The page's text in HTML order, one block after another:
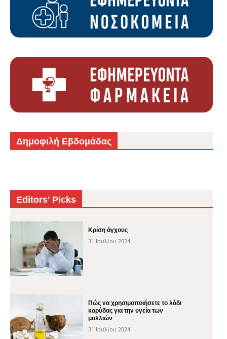
Δημοφιλή Εβδομάδας
Editors' Picks
Κρίση άγχους
31 Ιουλίου 2024
Πώς να χρησιμοποιήσετε το λάδι
καρύδας για την υγεία των
μαλλιών
31 Ιουλίου 2024